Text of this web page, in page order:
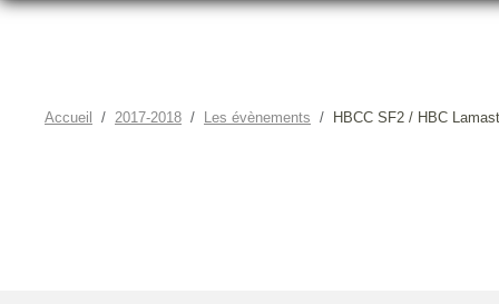
Accueil 2017-2018 Les évènements HBCC SF2 / HBC